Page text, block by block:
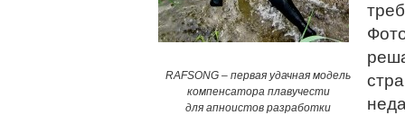
RAFSONG – первая удачная модель
компенсатора плавучести
для апноистов разработки